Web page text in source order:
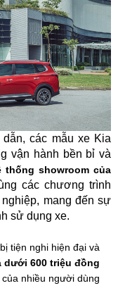
các mẫu xe Kia
vận hành bền bỉ và
thống showroom của
các chương trình
mang đến sự
sử dụng xe.
tiện nghi hiện đại và
dưới 600 triệu đồng
nhiều người dùng